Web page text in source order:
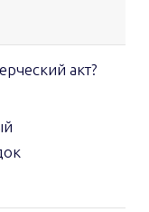
акт?